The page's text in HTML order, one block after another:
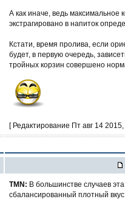
А как иначе, ведь максимальное
экстрагировано в напиток
Кстати, время пролива, если
будет, в первую очередь,
тройных корзин совершено
[ Редактирование Пт авг 14
TMN: В большинстве случаев
сбалансированный плотный